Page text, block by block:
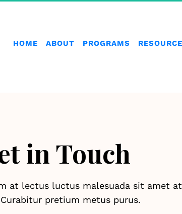
HOME ABOUT PROGRAMS
in Touch
at lectus luctus malesuada sit amet at
pretium metus purus.